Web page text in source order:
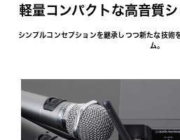
軽量コンパクトな高音質
シンプルコンセプションを継承しつつ新たな技術
ム。